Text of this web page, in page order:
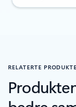
RELATERTE